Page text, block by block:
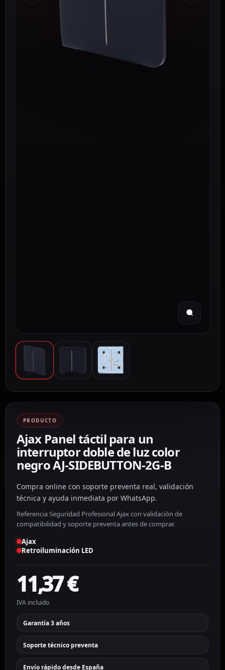
PRODUCTO
Ajax Panel táctil para un
interruptor doble de luz color
negro AJ-SIDEBUTTON-2G-B
Compra online con soporte preventa real, validación
técnica y ayuda inmediata por WhatsApp.
Referencia Seguridad Profesional Ajax con validación de
compatibilidad y soporte preventa antes de comprar.
Ajax
Retroiluminación LED
11,37€
IVA incluido
Garantía 3 años
Soporte técnico preventa
Envío rápido desde España